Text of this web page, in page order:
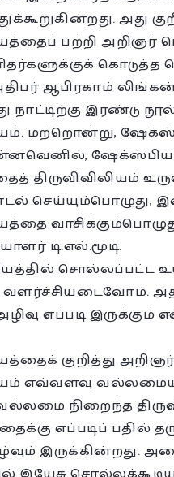
அது
பற்றி அறிஞர்
கொடுத்த
ஆபிரகாம்
நாட்டிற்கு இரண்டு
மற்றொன்று,
திருவிவிலியம்
செய்யும்பொழுது,
டி.எல்.மூடி.
சொல்லப்பட்ட
வளர்ச்சியடைவோம்.
எப்படி இருக்கும்
குறித்து
எவ்வளவு
நிறைந்த
எப்படிப் பதில்
இருக்கின்றது.